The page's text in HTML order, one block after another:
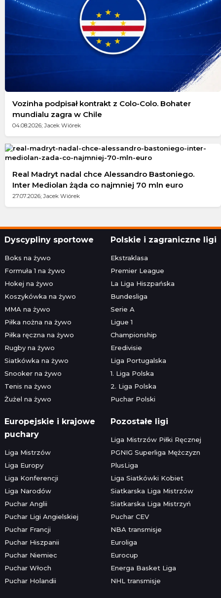
Vozinha podpisał kontrakt z Colo-Colo. Bohater
mundialu zagra w Chile
04.08.2026; Jacek Wiórek
Real Madryt nadal chce Alessandro Bastoniego.
Inter Mediolan żąda co najmniej 70 mln euro
27.07.2026; Jacek Wiórek
Dyscypliny sportowe
Boks na żywo
Formuła 1 na żywo
Hokej na żywo
Koszykówka na żywo
MMA na żywo
Piłka nożna na żywo
Piłka ręczna na żywo
Rugby na żywo
Siatkówka na żywo
Snooker na żywo
Tenis na żywo
Żużel na żywo
Polskie i zagraniczne ligi
Ekstraklasa
Premier League
La Liga Hiszpańska
Bundesliga
Serie A
Ligue 1
Championship
Eredivisie
Liga Portugalska
1. Liga Polska
2. Liga Polska
Puchar Polski
Europejskie i krajowe
puchary
Liga Mistrzów
Liga Europy
Liga Konferencji
Liga Narodów
Puchar Anglii
Puchar Ligi Angielskiej
Puchar Francji
Puchar Hiszpanii
Puchar Niemiec
Puchar Włoch
Puchar Holandii
Pozostałe ligi
Liga Mistrzów Piłki Ręcznej
PGNIG Superliga Mężczyzn
PlusLiga
Liga Siatkówki Kobiet
Siatkarska Liga Mistrzów
Siatkarska Liga Mistrzyń
Puchar CEV
NBA transmisje
Euroliga
Eurocup
Energa Basket Liga
NHL transmisje